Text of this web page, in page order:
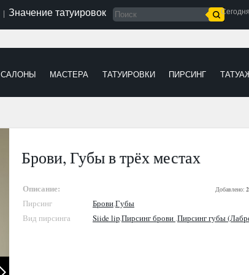
Значение татуировок
САЛОНЫ МАСТЕРА ТАТУИРОВКИ ПИРСИНГ
Брови, Губы в трёх местах
Описание: Добавлено:
Пирсинг Брови,Губы
Вид пирсинга
Siide lip,Пирсинг брови ,Пирсинг губы